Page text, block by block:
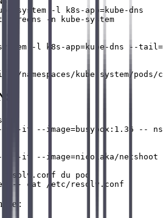
system -l k8s-app=kube-dns
coredns -n kube-system
-l k8s-app=kube-dns --
-it --image=busybox:1.36 --
-it --image=nicolaka/
du pod
: